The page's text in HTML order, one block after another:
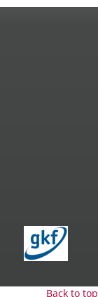
Back to top